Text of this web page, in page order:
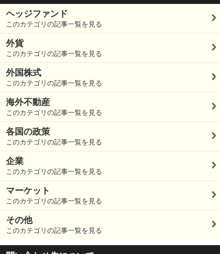
ヘッジファンド
このカテゴリの記事一覧を見る
外貨
このカテゴリの記事一覧を見る
外国株式
このカテゴリの記事一覧を見る
海外不動産
このカテゴリの記事一覧を見る
各国の政策
このカテゴリの記事一覧を見る
企業
このカテゴリの記事一覧を見る
マーケット
このカテゴリの記事一覧を見る
その他
このカテゴリの記事一覧を見る